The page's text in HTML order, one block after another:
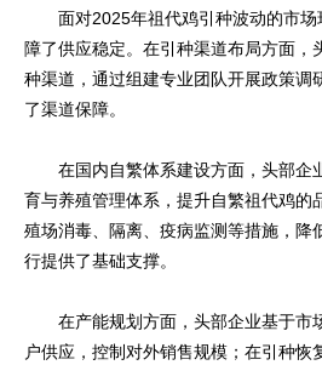
面对2025年祖代鸡引种波动的市场
障了供应稳定。在引种渠道布局方面
种渠道，通过组建专业团队开展政策
了渠道保障。
在国内自繁体系建设方面，头部企
育与养殖管理体系，提升自繁祖代鸡
殖场消毒、隔离、疫病监测等措施，
行提供了基础支撑。
在产能规划方面，头部企业基于市
户供应，控制对外销售规模；在引种